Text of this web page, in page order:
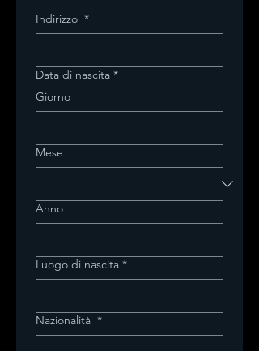
Indirizzo *
Data di nascita *
Giorno
Mese
Anno
Luogo di nascita *
Nazionalità *